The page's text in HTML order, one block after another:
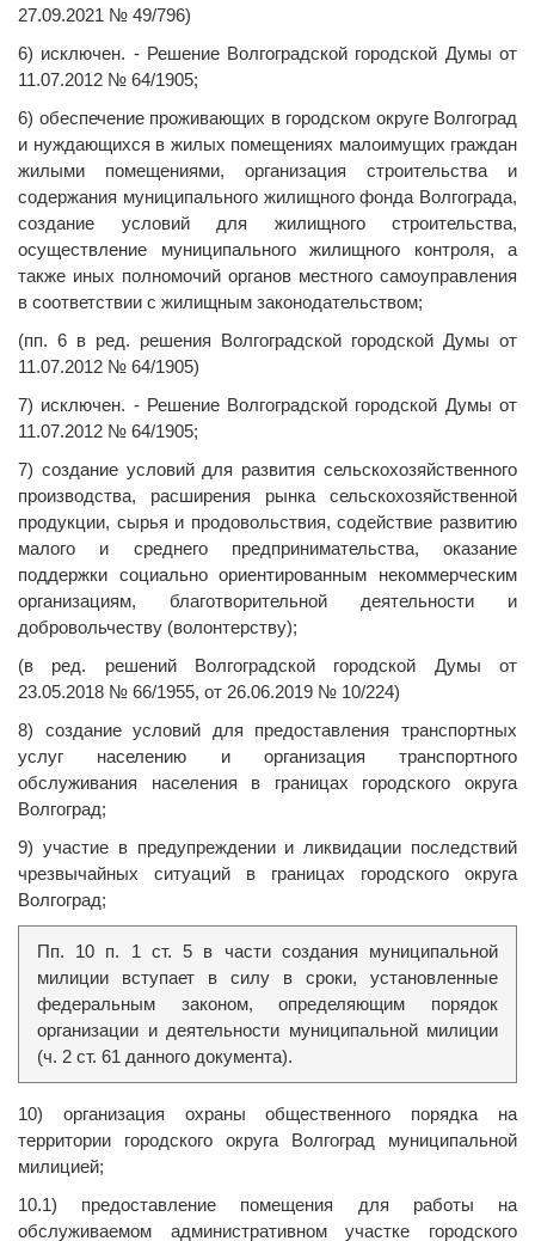
27.09.2021 № 49/796)
6) исключен. - Решение Волгоградской городской Думы от
11.07.2012 № 64/1905;
6) обеспечение проживающих в городском округе Волгоград
и нуждающихся в жилых помещениях малоимущих граждан
жилыми помещениями, организация строительства и
содержания муниципального жилищного фонда Волгограда,
создание условий для жилищного строительства,
осуществление муниципального жилищного контроля, а
также иных полномочий органов местного самоуправления
в соответствии с жилищным законодательством;
(пп. 6 в ред. решения Волгоградской городской Думы от
11.07.2012 № 64/1905)
7) исключен. - Решение Волгоградской городской Думы от
11.07.2012 № 64/1905;
7) создание условий для развития сельскохозяйственного
производства, расширения рынка сельскохозяйственной
продукции, сырья и продовольствия, содействие развитию
малого и среднего предпринимательства, оказание
поддержки социально ориентированным некоммерческим
организациям, благотворительной деятельности и
добровольчеству (волонтерству);
(в ред. решений Волгоградской городской Думы от
23.05.2018 № 66/1955, от 26.06.2019 № 10/224)
8) создание условий для предоставления транспортных
услуг населению и организация транспортного
обслуживания населения в границах городского округа
Волгоград;
9) участие в предупреждении и ликвидации последствий
чрезвычайных ситуаций в границах городского округа
Волгоград;
Пп. 10 п. 1 ст. 5 в части создания муниципальной
милиции вступает в силу в сроки, установленные
федеральным законом, определяющим порядок
организации и деятельности муниципальной милиции
(ч. 2 ст. 61 данного документа).
10) организация охраны общественного порядка на
территории городского округа Волгоград муниципальной
милицией;
10.1) предоставление помещения для работы на
обслуживаемом административном участке городского